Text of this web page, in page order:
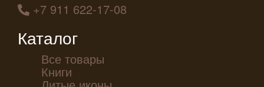
+7 911 622-17-08
Каталог
Все товары
Книги